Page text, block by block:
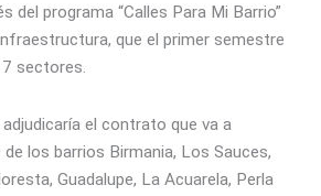
del programa “Calles Para Mi Barrio”
que el primer semestre
sectores.
el contrato que va a
los barrios Birmania, Los Sauces,
Guadalupe, La Acuarela, Perla